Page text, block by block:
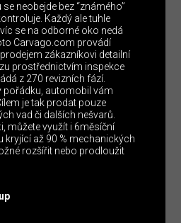
neobejde bez “známého”
Každý ale tuhle
se na odborné oko nedá
Carvago.com provádí
zákazníkovi detailní
prostřednictvím inspekce
z 270 revizních fází.
pořádku, automobil vám
je tak prodat pouze
vad či dalších nešvarů.
můžete využít i 6měsíční
kryjící až 90 % mechanických
rozšířit nebo prodloužit